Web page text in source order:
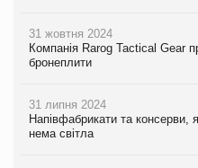
31 жовтня 2024
Компанія Rarog Tactical Gear
бронеплити
31 липня 2024
Напівфабрикати та консерви,
нема світла